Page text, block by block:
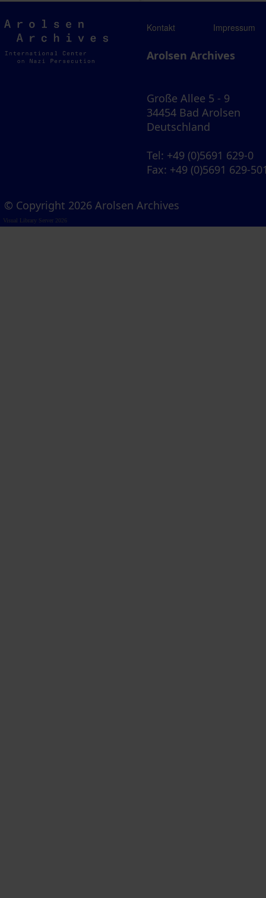
Arolsen
Archives
Kontakt Impressum
Arolsen Archives
Große Allee 5 - 9
34454 Bad Arolsen
Deutschland
Tel: +49 (0)5691 629-0
Fax: +49 (0)5691 629-
© Copyright 2026 Arolsen Archives
Visual Library Server 2026